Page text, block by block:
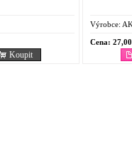
Koupit
Výrobce:
Cena: